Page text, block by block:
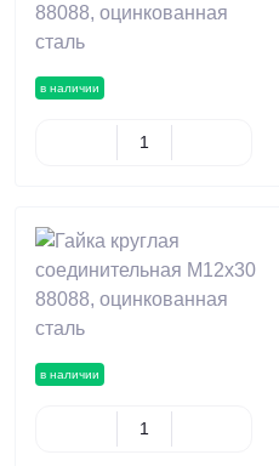
в наличии
в наличии